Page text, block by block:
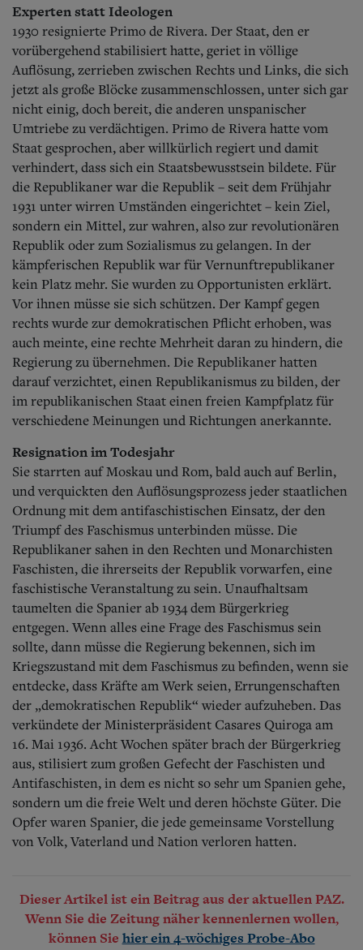
Experten statt Ideologen
1930 resignierte Primo de Rivera. Der Staat, den er
vorübergehend stabilisiert hatte, geriet in völlige
Auflösung, zerrieben zwischen Rechts und Links, die sich
jetzt als große Blöcke zusammenschlossen, unter sich gar
nicht einig, doch bereit, die anderen unspanischer
Umtriebe zu verdächtigen. Primo de Rivera hatte vom
Staat gesprochen, aber willkürlich regiert und damit
verhindert, dass sich ein Staatsbewusstsein bildete. Für
die Republikaner war die Republik – seit dem Frühjahr
1931 unter wirren Umständen eingerichtet – kein Ziel,
sondern ein Mittel, zur wahren, also zur revolutionären
Republik oder zum Sozialismus zu gelangen. In der
kämpferischen Republik war für Vernunftrepublikaner
kein Platz mehr. Sie wurden zu Opportunisten erklärt.
Vor ihnen müsse sie sich schützen. Der Kampf gegen
rechts wurde zur demokratischen Pflicht erhoben, was
auch meinte, eine rechte Mehrheit daran zu hindern, die
Regierung zu übernehmen. Die Republikaner hatten
darauf verzichtet, einen Republikanismus zu bilden, der
im republikanischen Staat einen freien Kampfplatz für
verschiedene Meinungen und Richtungen anerkannte.
Resignation im Todesjahr
Sie starrten auf Moskau und Rom, bald auch auf Berlin,
und verquickten den Auflösungsprozess jeder staatlichen
Ordnung mit dem antifaschistischen Einsatz, der den
Triumpf des Faschismus unterbinden müsse. Die
Republikaner sahen in den Rechten und Monarchisten
Faschisten, die ihrerseits der Republik vorwarfen, eine
faschistische Veranstaltung zu sein. Unaufhaltsam
taumelten die Spanier ab 1934 dem Bürgerkrieg
entgegen. Wenn alles eine Frage des Faschismus sein
sollte, dann müsse die Regierung bekennen, sich im
Kriegszustand mit dem Faschismus zu befinden, wenn sie
entdecke, dass Kräfte am Werk seien, Errungenschaften
der „demokratischen Republik“ wieder aufzuheben. Das
verkündete der Ministerpräsident Casares Quiroga am
16. Mai 1936. Acht Wochen später brach der Bürgerkrieg
aus, stilisiert zum großen Gefecht der Faschisten und
Antifaschisten, in dem es nicht so sehr um Spanien gehe,
sondern um die freie Welt und deren höchste Güter. Die
Opfer waren Spanier, die jede gemeinsame Vorstellung
von Volk, Vaterland und Nation verloren hatten.
Dieser Artikel ist ein Beitrag aus der aktuellen PAZ.
Wenn Sie die Zeitung näher kennenlernen wollen,
können Sie hier ein 4-wöchiges Probe-Abo